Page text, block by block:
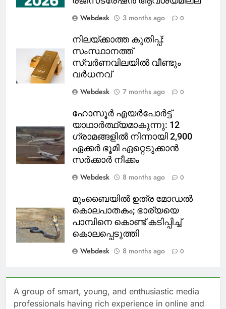
Webdesk
3 months ago 0
നിലയ്ക്കാത്ത കുതിപ്പ്:
സംസ്ഥാനത്ത്
സ്വർണവിലയിൽ വീണ്ടും
വർധനവ്
Webdesk
7 months ago 0
ഹോസൂർ എയർപോർട്ട്
യാഥാർത്ഥ്യമാകുന്നു: 12
ഗ്രാമങ്ങളിൽ നിന്നായി 2,900
ഏക്കർ ഭൂമി ഏറ്റെടുക്കാൻ
സർക്കാർ നീക്കം
Webdesk
8 months ago 0
മുംബൈയിൽ ഉത്ര മോഡൽ
കൊലപാതകം; ഭാര്യയെ
പാമ്പിനെ കൊണ്ട് കടിപ്പിച്ച്
കൊലപ്പെടുത്തി
Webdesk
8 months ago 0
A group of smart, young, and enthusiastic media
professionals having rich experience in online and